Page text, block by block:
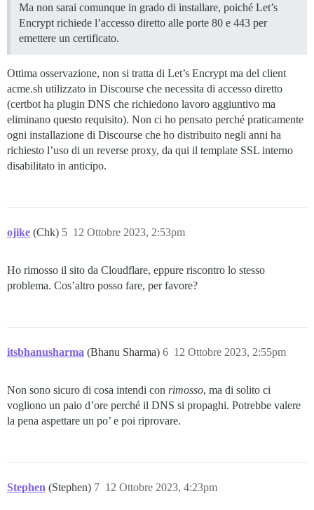
Ma non sarai comunque in grado di installare, poiché Let’s
Encrypt richiede l’accesso diretto alle porte 80 e 443 per
emettere un certificato.
Ottima osservazione, non si tratta di Let’s Encrypt ma del client
acme.sh utilizzato in Discourse che necessita di accesso diretto
(certbot ha plugin DNS che richiedono lavoro aggiuntivo ma
eliminano questo requisito). Non ci ho pensato perché praticamente
ogni installazione di Discourse che ho distribuito negli anni ha
richiesto l’uso di un reverse proxy, da qui il template SSL interno
disabilitato in anticipo.
ojike (Chk) 12 Ottobre 2023, 2:53pm
5
Ho rimosso il sito da Cloudflare, eppure riscontro lo stesso
problema. Cos’altro posso fare, per favore?
itsbhanusharma (Bhanu Sharma) 12 Ottobre 2023, 2:55pm
6
Non sono sicuro di cosa intendi con rimosso, ma di solito ci
vogliono un paio d’ore perché il DNS si propaghi. Potrebbe valere
la pena aspettare un po’ e poi riprovare.
Stephen (Stephen) 12 Ottobre 2023, 4:23pm
7